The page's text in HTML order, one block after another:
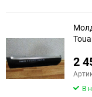
2
В